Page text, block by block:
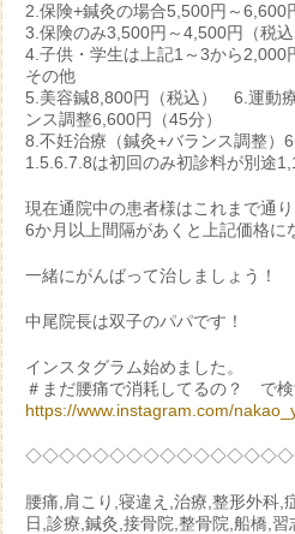
2.保険+鍼灸の場合5,500円～6,600
3.保険のみ3,500円～4,500円（税込
4.子供・学生は上記1～3から2,000
その他
5.美容鍼8,800円（税込） 6.運動
ンス調整6,600円（45分）
8.不妊治療（鍼灸+バランス調整）
1.5.6.7.8は初回のみ初診料が別途
現在通院中の患者様はこれまで通り
6か月以上間隔があくと上記価格に
一緒にがんばって治しましょう！
中尾院長は双子のパパです！
インスタグラム始めました。
＃まだ腰痛で消耗してるの？ で検
https://www.instagram.com/
腰痛,肩こり,寝違え,治療,整形外科,
日,診療,鍼灸,接骨院,整骨院,船橋,